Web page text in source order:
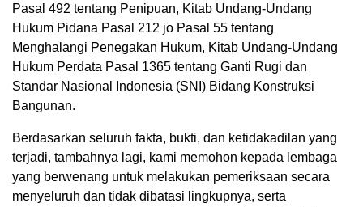
Pasal 492 tentang Penipuan, Kitab Undang-Undang
Hukum Pidana Pasal 212 jo Pasal 55 tentang
Menghalangi Penegakan Hukum, Kitab Undang-Undang
Hukum Perdata Pasal 1365 tentang Ganti Rugi dan
Standar Nasional Indonesia (SNI) Bidang Konstruksi
Bangunan.
Berdasarkan seluruh fakta, bukti, dan ketidakadilan yang
terjadi, tambahnya lagi, kami memohon kepada lembaga
yang berwenang untuk melakukan pemeriksaan secara
menyeluruh dan tidak dibatasi lingkupnya, serta